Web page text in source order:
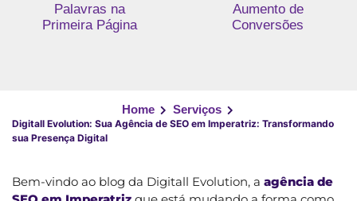
Palavras na
Primeira Página
Aumento de
Conversões
Home Serviços
Digitall Evolution: Sua Agência de SEO em Imperatriz: Transformando
sua Presença Digital
Bem-vindo ao blog da Digitall Evolution, a agência de